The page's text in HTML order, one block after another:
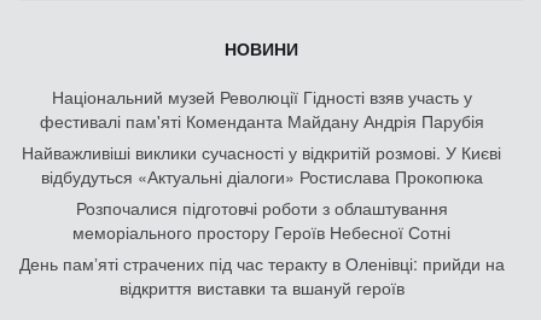
НОВИНИ
Національний музей Революції Гідності взяв участь у
фестивалі пам'яті Коменданта Майдану Андрія Парубія
Найважливіші виклики сучасності у відкритій розмові. У Києві
відбудуться «Актуальні діалоги» Ростислава Прокопюка
Розпочалися підготовчі роботи з облаштування
меморіального простору Героїв Небесної Сотні
День памʼяті страчених під час теракту в Оленівці: прийди на
відкриття виставки та вшануй героїв